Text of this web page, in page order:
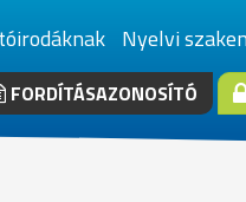
Nyelvi
FORDÍTÁSAZONOSÍTÓ